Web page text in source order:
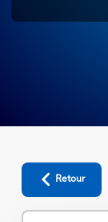
Retour